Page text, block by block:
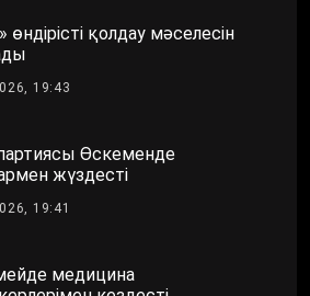
өндірісті қолдау мәселесін
19:43
Өскеменде
жүздесті
19:41
медицина